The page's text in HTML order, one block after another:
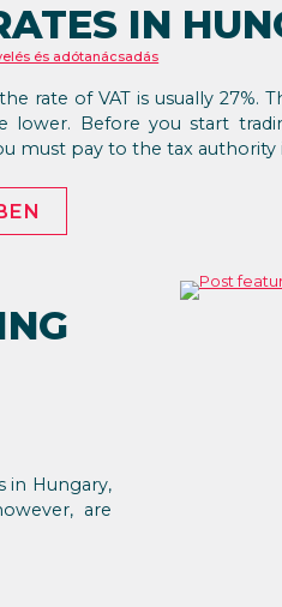
IN
és adótanácsadás
rate of VAT is usually 27%.
lower. Before you start
must pay to the tax
in Hungary,
are